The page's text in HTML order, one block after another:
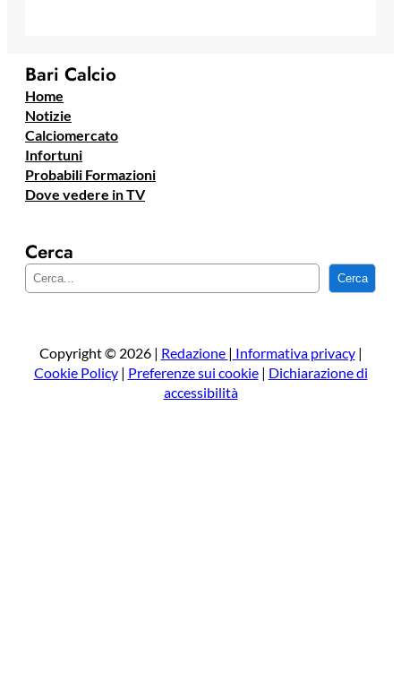
Bari Calcio
Home
Notizie
Calciomercato
Infortuni
Probabili Formazioni
Dove vedere in TV
Cerca
e
a
Cerca
Copyright © 2026 | Redazione | Informativa privacy|
Cookie Policy| Preferenze sui cookie| Dichiarazione di
accessibilità